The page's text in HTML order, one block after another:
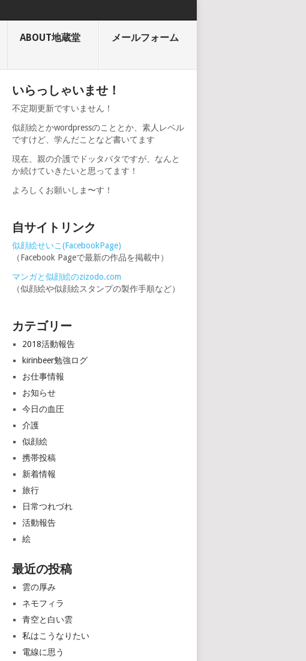
ABOUT地蔵堂 メールフォーム
いらっしゃいませ！
不定期更新ですいません！
似顔絵とかwordpressのこととか、素人レベル
ですけど、学んだことなど書いてます
現在、親の介護でドッタバタですが、なんと
か続けていきたいと思ってます！
よろしくお願いしま〜す！
自サイトリンク
似顔絵せいこ(FacebookPage)
（Facebook Pageで最新の作品を掲載中）
マンガと似顔絵のzizodo.com
（似顔絵や似顔絵スタンプの製作手順など）
カテゴリー
2018活動報告
kirinbeer勉強ログ
お仕事情報
お知らせ
今日の血圧
介護
似顔絵
携帯投稿
新着情報
旅行
日常つれづれ
活動報告
絵
最近の投稿
雲の厚み
ネモフィラ
青空と白い雲
私はこうなりたい
電線に思う